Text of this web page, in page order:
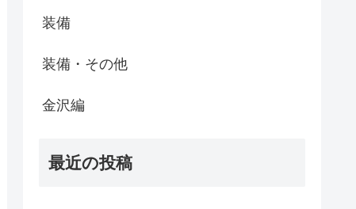
装備
装備・その他
金沢編
最近の投稿